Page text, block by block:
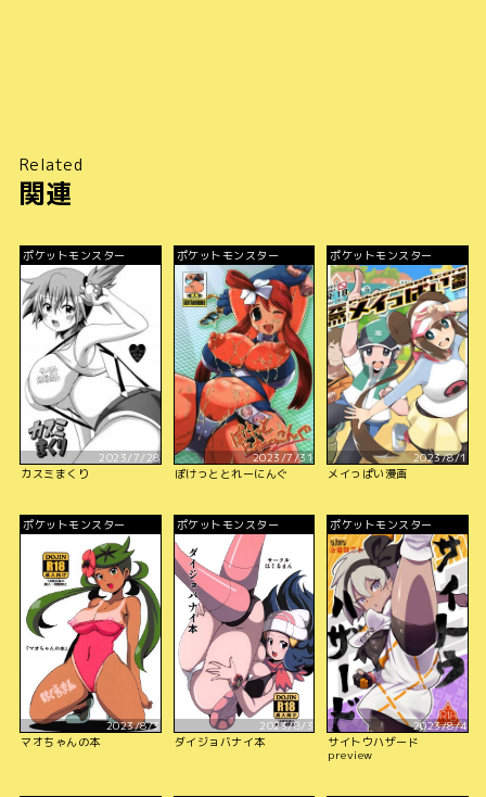
Related
関連
ポケットモンスター
2023/7/28
カスミまくり
ポケットモンスター
2023/7/31
ぽけっととれーにんぐ
ポケットモンスター
2023/8/1
メイっぱい漫画
ポケットモンスター
2023/8/3
マオちゃんの本
ポケットモンスター
2023/8/3
ダイジョバナイ本
ポケットモンスター
2023/8/4
サイトウハザード
preview